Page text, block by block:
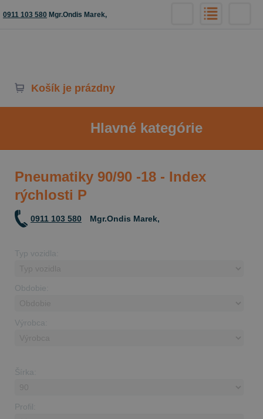
0911 103 580 Mgr.Ondis Marek,
Košík je prázdny
Hlavné kategórie
Pneumatiky 90/90 -18 - Index
rýchlosti P
0911 103 580 Mgr.Ondis Marek,
Typ vozidla:
Obdobie:
Výrobca:
Šírka:
Profil: